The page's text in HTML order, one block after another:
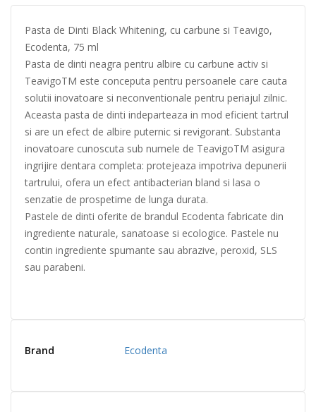
Pasta de Dinti Black Whitening, cu carbune si Teavigo,
Ecodenta, 75 ml
Pasta de dinti neagra pentru albire cu carbune activ si
TeavigoTM este conceputa pentru persoanele care cauta
solutii inovatoare si neconventionale pentru periajul zilnic.
Aceasta pasta de dinti indeparteaza in mod eficient tartrul
si are un efect de albire puternic si revigorant. Substanta
inovatoare cunoscuta sub numele de TeavigoTM asigura
ingrijire dentara completa: protejeaza impotriva depunerii
tartrului, ofera un efect antibacterian bland si lasa o
senzatie de prospetime de lunga durata.
Pastele de dinti oferite de brandul Ecodenta fabricate din
ingrediente naturale, sanatoase si ecologice. Pastele nu
contin ingrediente spumante sau abrazive, peroxid, SLS
sau parabeni.
Brand Ecodenta